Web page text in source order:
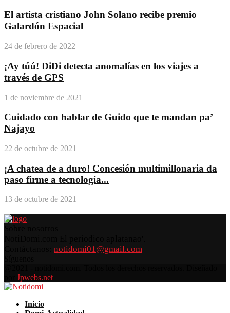
El artista cristiano John Solano recibe premio
Galardón Espacial
24 de febrero de 2022
¡Ay túú! DiDi detecta anomalías en los viajes a
través de GPS
1 de noviembre de 2021
Cuidado con hablar de Guido que te mandan pa’
Najayo
22 de octubre de 2021
¡A chatea de a duro! Concesión multimillonaria da
paso firme a tecnología...
13 de octubre de 2021
notidomi01@gmail.com
Jpwebs.net
Inicio